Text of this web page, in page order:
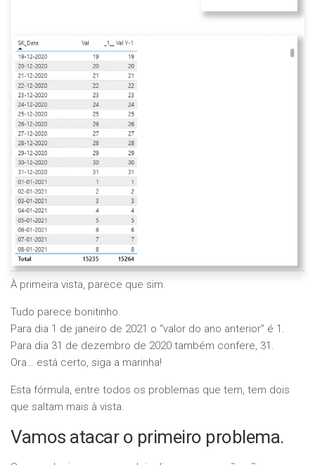
À primeira vista, parece que sim.
Tudo parece bonitinho.
Para dia 1 de janeiro de 2021 o “valor do ano anterior” é 1.
Para dia 31 de dezembro de 2020 também confere, 31.
Ora… está certo, siga a marinha!
Esta fórmula, entre todos os problemas que tem, tem dois
que saltam mais à vista.
Vamos atacar o primeiro problema.